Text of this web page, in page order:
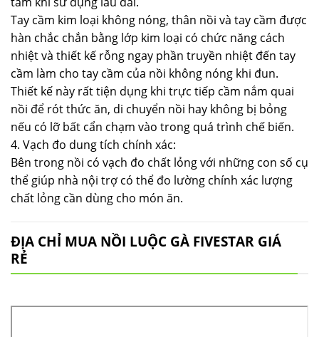
Tay cầm kim loại không nóng, thân nồi và tay cầm được
hàn chắc chắn bằng lớp kim loại có chức năng cách
nhiệt và thiết kế rỗng ngay phần truyền nhiệt đến tay
cầm làm cho tay cầm của nồi không nóng khi đun.
Thiết kế này rất tiện dụng khi trực tiếp cầm nắm quai
nồi để rót thức ăn, di chuyển nồi hay không bị bỏng
nếu có lỡ bất cẩn chạm vào trong quá trình chế biến.
4. Vạch đo dung tích chính xác:
Bên trong nồi có vạch đo chất lỏng với những con số cụ
thể giúp nhà nội trợ có thể đo lường chính xác lượng
chất lỏng cần dùng cho món ăn.
ĐỊA CHỈ MUA NỒI LUỘC GÀ FIVESTAR GIÁ
RẺ